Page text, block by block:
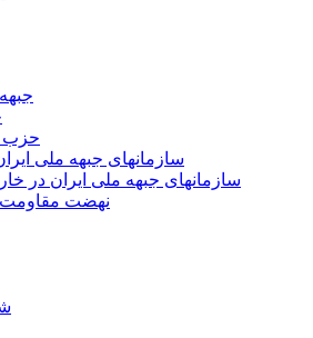
-
-
- سازمانهای جبهه ملی
- سازمانهای جبهه ملی ایران در
- نهضت مقاومت
-